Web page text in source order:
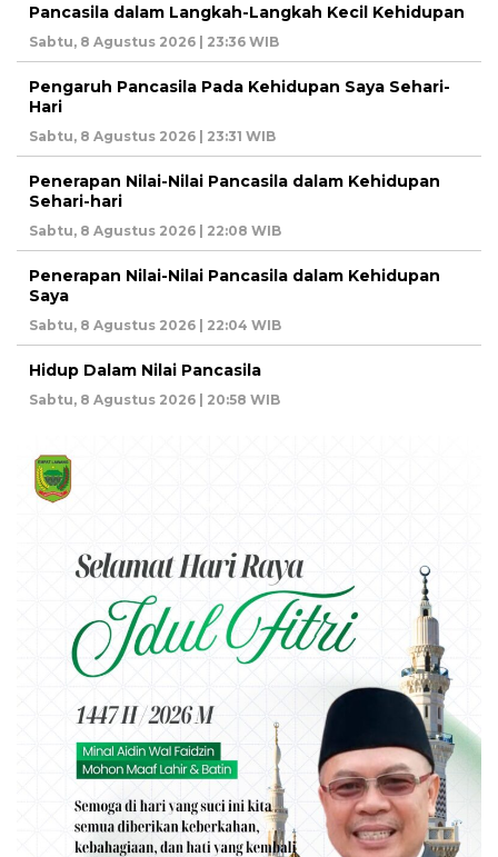
Pancasila dalam Langkah-Langkah Kecil Kehidupan
Sabtu, 8 Agustus 2026 | 23:36 WIB
Pengaruh Pancasila Pada Kehidupan Saya Sehari-
Hari
Sabtu, 8 Agustus 2026 | 23:31 WIB
Penerapan Nilai-Nilai Pancasila dalam Kehidupan
Sehari-hari
Sabtu, 8 Agustus 2026 | 22:08 WIB
Penerapan Nilai-Nilai Pancasila dalam Kehidupan
Saya
Sabtu, 8 Agustus 2026 | 22:04 WIB
Hidup Dalam Nilai Pancasila
Sabtu, 8 Agustus 2026 | 20:58 WIB